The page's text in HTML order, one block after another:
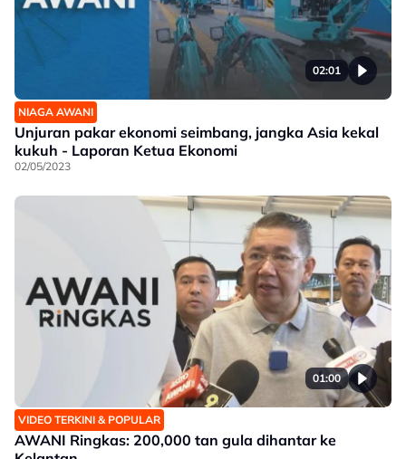
02:01
NIAGA AWANI
Unjuran pakar ekonomi seimbang, jangka Asia kekal
kukuh - Laporan Ketua Ekonomi
02/05/2023
01:00
VIDEO TERKINI & POPULAR
AWANI Ringkas: 200,000 tan gula dihantar ke